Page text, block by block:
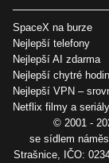
SpaceX na burze
Nejlepší telefony
Nejlepší AI zdarma
Nejlepší chytré
Nejlepší VPN –
Netflix filmy a seriály
© 2001 -
se sídlem
Strašnice, IČO: